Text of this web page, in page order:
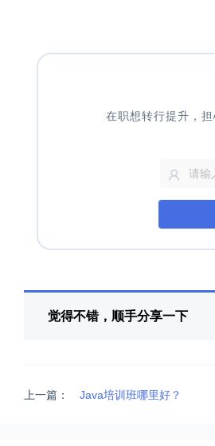
在职想转行提升，
觉得不错，顺手分享一下
上一篇： Java培训班哪里好？